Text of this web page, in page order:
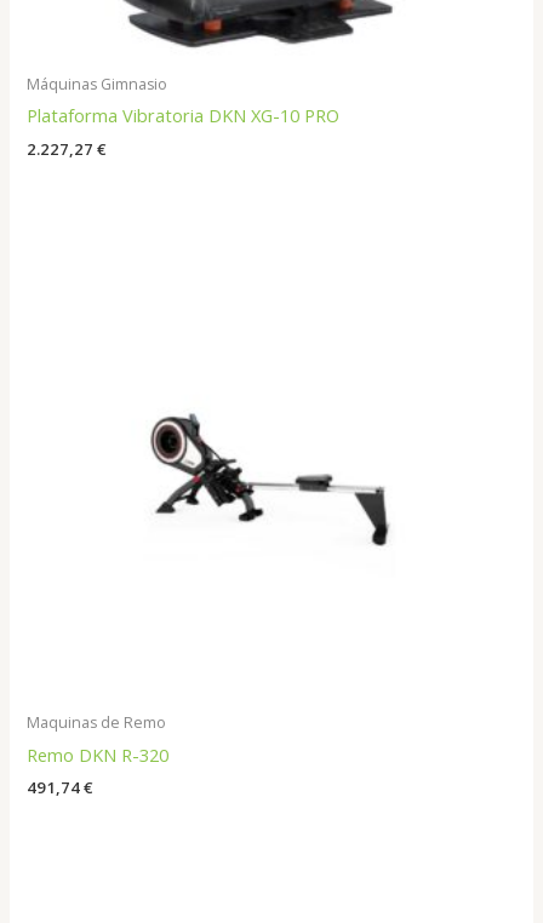
Máquinas Gimnasio
Plataforma Vibratoria DKN XG-10 PRO
2.227,27€
Maquinas de Remo
Remo DKN R-320
491,74€